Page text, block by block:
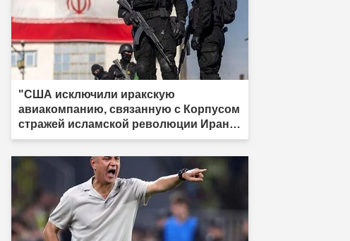
"США исключили иракскую
авиакомпанию, связанную с Корпусом
стражей исламской революции Ирана,
из санкционного списка."